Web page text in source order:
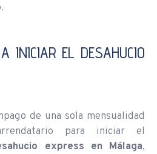
INICIAR EL DESAHUCIO
de una sola mensualidad
para iniciar el
express en Málaga,